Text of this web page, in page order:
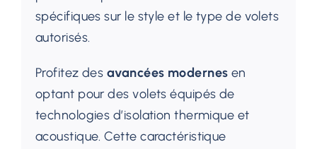
spécifiques sur le style et le type de volets
autorisés.
Profitez des avancées modernes en
optant pour des volets équipés de
technologies d’isolation thermique et
acoustique. Cette caractéristique